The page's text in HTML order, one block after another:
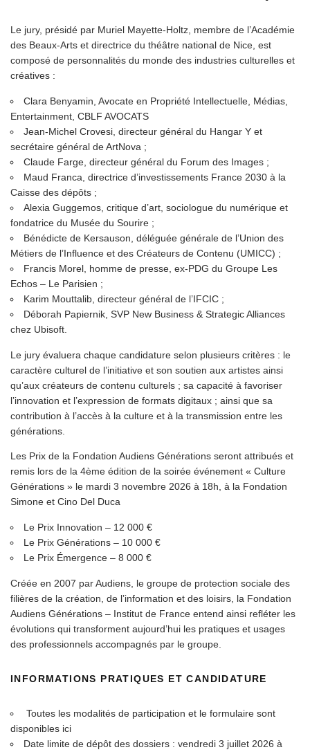
Le jury, présidé par Muriel Mayette-Holtz, membre de l’Académie
des Beaux-Arts et directrice du théâtre national de Nice, est
composé de personnalités du monde des industries culturelles et
créatives :
Clara Benyamin, Avocate en Propriété Intellectuelle, Médias,
Entertainment, CBLF AVOCATS
Jean-Michel Crovesi, directeur général du Hangar Y et
secrétaire général de ArtNova ;
Claude Farge, directeur général du Forum des Images ;
Maud Franca, directrice d’investissements France 2030 à la
Caisse des dépôts ;
Alexia Guggemos, critique d’art, sociologue du numérique et
fondatrice du Musée du Sourire ;
Bénédicte de Kersauson, déléguée générale de l’Union des
Métiers de l’Influence et des Créateurs de Contenu (UMICC) ;
Francis Morel, homme de presse, ex-PDG du Groupe Les
Echos – Le Parisien ;
Karim Mouttalib, directeur général de l’IFCIC ;
Déborah Papiernik, SVP New Business & Strategic Alliances
chez Ubisoft.
Le jury évaluera chaque candidature selon plusieurs critères : le
caractère culturel de l’initiative et son soutien aux artistes ainsi
qu’aux créateurs de contenu culturels ; sa capacité à favoriser
l’innovation et l’expression de formats digitaux ; ainsi que sa
contribution à l’accès à la culture et à la transmission entre les
générations.
Les Prix de la Fondation Audiens Générations seront attribués et
remis lors de la 4ème édition de la soirée événement « Culture
Générations » le mardi 3 novembre 2026 à 18h, à la Fondation
Simone et Cino Del Duca
Le Prix Innovation – 12 000 €
Le Prix Générations – 10 000 €
Le Prix Émergence – 8 000 €
Créée en 2007 par Audiens, le groupe de protection sociale des
filières de la création, de l’information et des loisirs, la Fondation
Audiens Générations – Institut de France entend ainsi refléter les
évolutions qui transforment aujourd’hui les pratiques et usages
des professionnels accompagnés par le groupe.
INFORMATIONS PRATIQUES ET CANDIDATURE
Toutes les modalités de participation et le formulaire sont
disponibles ici
Date limite de dépôt des dossiers : vendredi 3 juillet 2026 à